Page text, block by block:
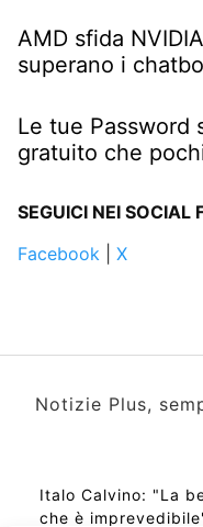
AMD sfida
superano i
Le tue Password
gratuito che
SEGUICI NEI SOCIAL
Facebook
X
Notizie Plus,
Italo Calvino: "La
che è